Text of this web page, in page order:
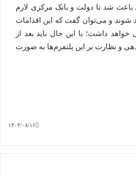
شد تا دولت و بانک مرکزی لازم
شوند و می‌توان گفت که این اقدامات
داشت؛ با این حال باید بعد از
و نظارت بر این پلتفرم‌ها به صورت
۱۴۰۴/۰۸/۱۶